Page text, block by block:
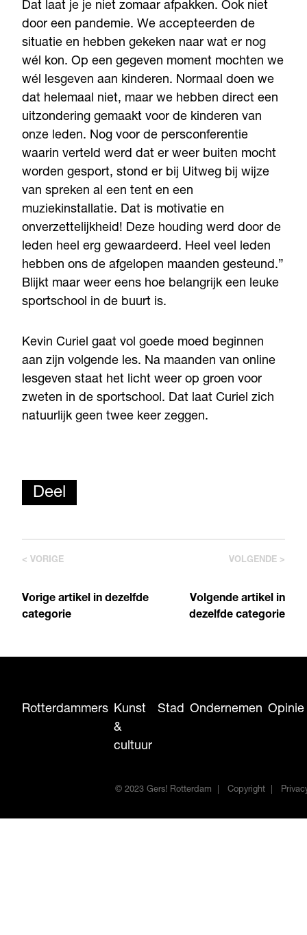
Dat laat je je niet zomaar afpakken. Ook niet
door een pandemie. We accepteerden de
situatie en hebben gekeken naar wat er nog
wél kon. Op een gegeven moment mochten we
wél lesgeven aan kinderen. Normaal doen we
dat helemaal niet, maar we hebben direct een
uitzondering gemaakt voor de kinderen van
onze leden. Nog voor de persconferentie
waarin verteld werd dat er weer buiten mocht
worden gesport, stond er bij Uitweg bij wijze
van spreken al een tent en een
muziekinstallatie. Dat is motivatie en
onverzettelijkheid! Deze houding werd door de
leden heel erg gewaardeerd. Heel veel leden
hebben ons de afgelopen maanden gesteund.”
Blijkt maar weer eens hoe belangrijk een leuke
sportschool in de buurt is.
Kevin Curiel gaat vol goede moed beginnen
aan zijn volgende les. Na maanden van online
lesgeven staat het licht weer op groen voor
zweten in de sportschool. Dat laat Curiel zich
natuurlijk geen twee keer zeggen.
Deel
< VORIGE
Vorige artikel in dezelfde
categorie
VOLGENDE >
Volgende artikel in
dezelfde categorie
Rotterdammers Kunst
&
cultuur
Stad Ondernemen Opinie
© 2023 Gers! Rotterdam Copyright